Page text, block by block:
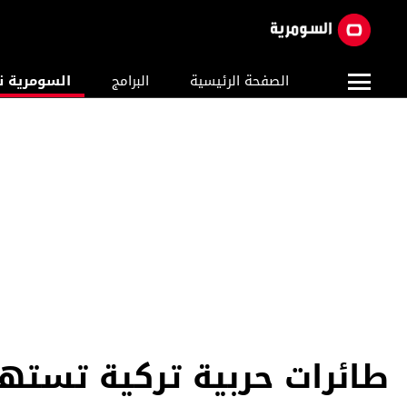
الصفحة الرئيسية البرامج السومرية
طائرات حربية تركية